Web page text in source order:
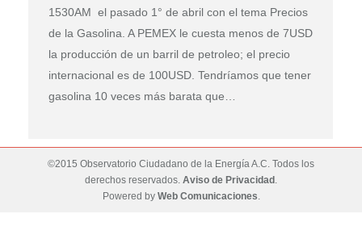
1530AM el pasado 1° de abril con el tema Precios
de la Gasolina. A PEMEX le cuesta menos de 7USD
la producción de un barril de petroleo; el precio
internacional es de 100USD. Tendríamos que tener
gasolina 10 veces más barata que…
©2015 Observatorio Ciudadano de la Energía A.C. Todos los
derechos reservados. Aviso de Privacidad
Powered by Web Comunicaciones